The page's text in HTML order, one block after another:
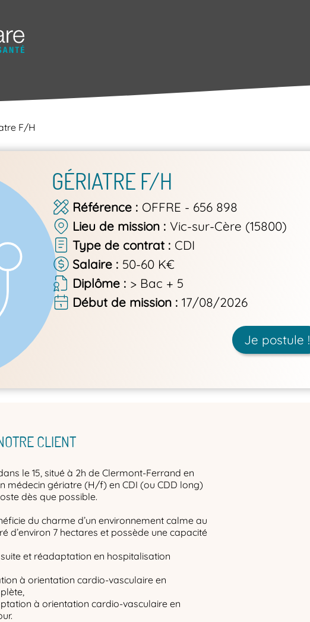
F/H
GÉRIATRE F/H
Référence
OFFRE - 656 898
Lieu de mission
Vic-sur-Cère (15800)
Type de contrat
CDI
Salaire
50-60 K€
Diplôme
> Bac + 5
Début de mission
17/08/2026
Je postule !
CLIENT
le 15, situé à 2h de Clermont-Ferrand en
médecin gériatre (H/f) en CDI (ou CDD long)
dès que possible.
du charme d’un environnement calme au
d’environ 7 hectares et possède une capacité
et réadaptation en hospitalisation
à orientation cardio-vasculaire en
à orientation cardio-vasculaire en